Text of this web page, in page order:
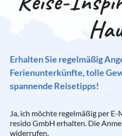
Erhalten Sie regelmäßig
Ferienunterkünfte, tolle
spannende Reisetipps!
Ja, ich möchte regelmäßig per
resido GmbH erhalten. Die
widerrufen.